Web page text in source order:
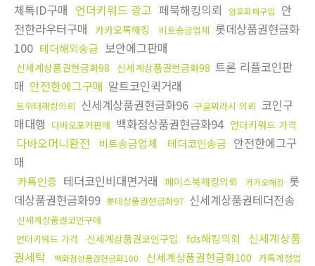
체톡ID구매 언더키워드 광고 페북해킹의뢰 암호화폐구입
안
전한라우터구매
카카오톡해킹 비트송금업체 롯데상품권현금화
100 테더해외송금 보안에그판매
신세계상품권현금화98 신세계상품권현금화98 트론 리플코인판
매 안전한에그구매 알트코인퀵거래
트위터해킹의뢰 신세계상품권현금화96 구글찌라시 의뢰 코인구
매대행 다바오포커판매 백화점상품권현금화94 언더키워드 가격
다바오머니환전 비트송금업체 테더코인송금 안전한에그구
매
카톡인증 테더코인비대면거래 페이스북해킹의뢰 카카오해킹 롯
데상품권현금화99 롯데상품권현금화97 신세계상품권테더전송
신세계상품권코인구매
언더키워드 가격
신세계상품권코인구입 fds해킹의뢰
신세계상품
권세탁
백화점상품권현금화100 신세계상품권현금화100 카톡계정업